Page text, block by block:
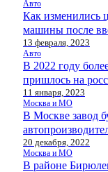
Авто
Как изменились
машины после
13 февраля, 2023
Авто
В 2022 году
пришлось на
11 января, 2023
Москва и МО
В Москве завод
20 декабря, 2022
Москва и МО
В районе